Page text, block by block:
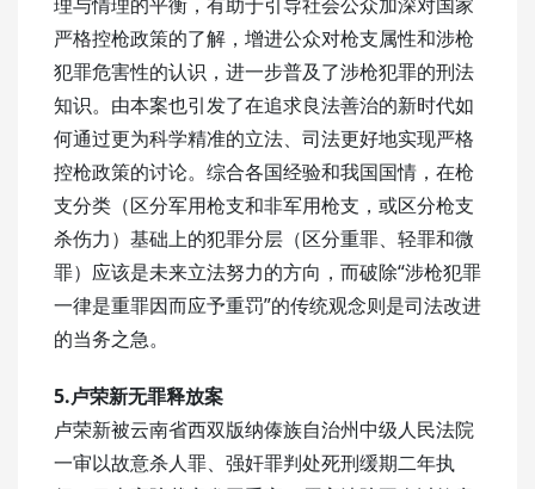
严格控枪政策的了解，增进公众对枪支属性和涉枪
犯罪危害性的认识，进一步普及了涉枪犯罪的刑法
知识。由本案也引发了在追求良法善治的新时代如
何通过更为科学精准的立法、司法更好地实现严格
控枪政策的讨论。综合各国经验和我国国情，在枪
支分类（区分军用枪支和非军用枪支，或区分枪支
杀伤力）基础上的犯罪分层（区分重罪、轻罪和微
罪）应该是未来立法努力的方向，而破除“涉枪犯罪
一律是重罪因而应予重罚”的传统观念则是司法改进
的当务之急。
5.卢荣新无罪释放案
卢荣新被云南省西双版纳傣族自治州中级人民法院
一审以故意杀人罪、强奸罪判处死刑缓期二年执